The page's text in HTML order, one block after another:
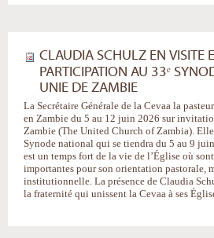
CLAUDIA SCHULZ EN VISITE
PARTICIPATION AU 33ᵉ
UNIE DE ZAMBIE
La Secrétaire Générale de la Cevaa la
en Zambie du 5 au 12 juin 2026 sur
Zambie (The United Church of Zambia).
Synode national qui se tiendra du 5 au 9
est un temps fort de la vie de l’Église où
importantes pour son orientation pastorale,
institutionnelle. La présence de Claudia
la fraternité qui unissent la Cevaa à ses